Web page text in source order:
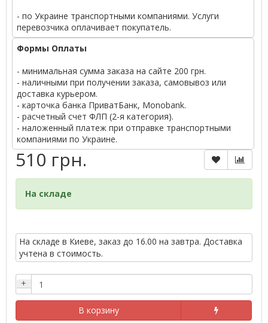
- по Украине транспортными компаниями. Услуги
перевозчика оплачивает покупатель.
Формы Оплаты
- минимальная сумма заказа на сайте 200 грн.
- наличными при получении заказа, самовывоз или
доставка курьером.
- карточка банка ПриватБанк, Monobank.
- расчетный счет ФЛП (2-я категория).
- наложенный платеж при отправке транспортными
компаниями по Украине.
510 грн.
На складе
На складе в Киеве, заказ до 16.00 на завтра. Доставка
учтена в стоимость.
+
В корзину